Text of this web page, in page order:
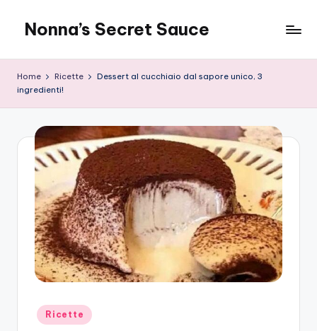
content
Nonna’s Secret Sauce
Home Ricette
Dessert al cucchiaio dal sapore unico, 3
ingredienti!
Posted
in
Ricette